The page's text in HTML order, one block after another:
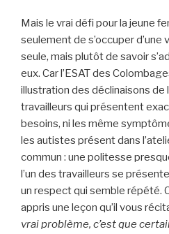
Mais le vrai défi pour la jeune
seulement de s’occuper
seule, mais plutôt de savoir
eux. Car l’ESAT des
illustration des déclinaisons de
travailleurs qui présentent
besoins, ni les même
les autistes présent dans
commun : une politesse
l’un des travailleurs se
un respect qui semble répété.
appris une leçon qu’il vous
vrai problème, c’est que